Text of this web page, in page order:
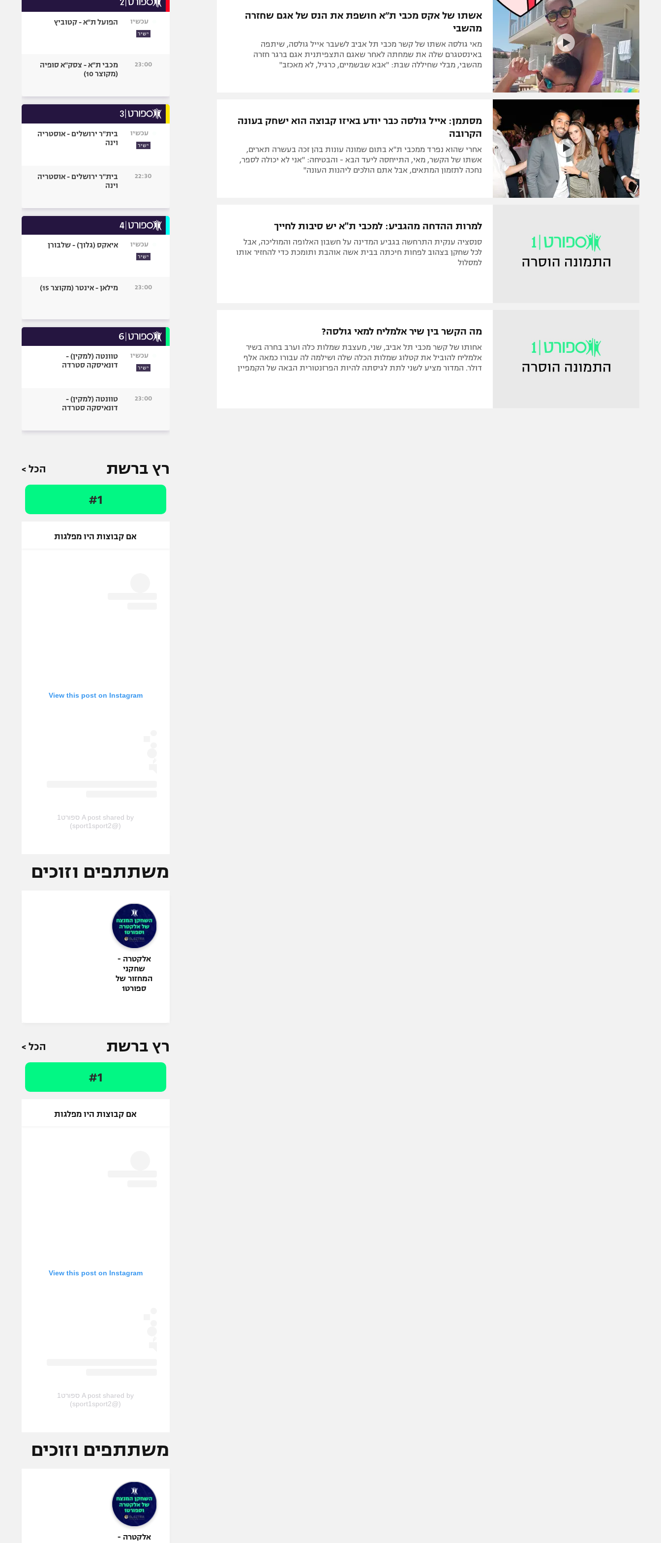
תקנון משתתפים וזוכים בפרסים
תקנון עבור פעילות אלקטרה
תקנון עבור פעילות ספורט 1 – "מרלן"
טניס
גיימינג E-Sports
מדיניות פרטיות
תקנון פעילות ספורט 1
רשיון להקרנה פומבית לבית עסק
הצטרפות לחבילת הערוצים
לוח דרושים – ג'ובנט
הפועל באר שבע
מכבי נתניה
בני יהודה
ליגות נוספות
ספורט מוטורי
בייסבול MLB
גיימינג E-Sports
אשתו של אקס מכבי ת״א חושפת את הנס של אגם שחזרה
מהשבי‎
מאי גולסה אשתו של קשר מכבי תל אביב לשעבר אייל גולסה, שיתפה
באינסטגרם שלה את שמחתה לאחר שאגם התצפיתנית אגם ברגר חזרה
מהשבי, מבלי שחיללה שבת: "אבא שבשמיים, כרגיל, לא מאכזב"
מסתמן: אייל גולסה כבר יודע באיזו קבוצה הוא ישחק בעונה
הקרובה
אחרי שהוא נפרד ממכבי ת"א בתום שמונה עונות בהן זכה בעשרה תארים,
אשתו של הקשר, מאי, התייחסה ליעד הבא - והבטיחה: "אני לא יכולה לספר,
נחכה לתזמון המתאים, אבל אתם הולכים ליהנות העונה"
למרות ההדחה מהגביע: למכבי ת"א יש סיבות לחייך‎
סנסציה ענקית התרחשה בגביע המדינה על חשבון האלופה והמוליכה, אבל
לכל שחקן בצהוב לפחות חיכתה בבית אשה אוהבת ותומכת כדי להחזיר אותו
למסלול
מה הקשר בין שיר אלמליח למאי גולסה?
אחותו של קשר מכבי תל אביב, שני, מעצבת שמלות כלה וערב בחרה בשיר
אלמליח להוביל את קטלוג שמלות הכלה שלה ושילמה לה עבורו כמאה אלף
דולר. המדור מציע לשני לתת לגיסתה להיות הפרזנטורית הבאה של הקמפיין
עכשיו
ישיר
הפועל ת"א - קטוביץ
23:00
מכבי ת"א - צסק"א סופיה
(מקוצר 10)
עכשיו
ישיר
בית"ר ירושלים - אוסטריה
וינה
22:30
בית"ר ירושלים - אוסטריה
וינה
עכשיו
ישיר
איאקס (גלוך) - שלבורן
23:00 מילאן - אינטר (מקוצר 15)
עכשיו
ישיר
טוונטה (למקין) -
דונאיסקה סטרדה
23:00
טוונטה (למקין) -
דונאיסקה סטרדה
רץ ברשת הכל >
#1
אם קבוצות היו מפלגות
View this post on Instagram
A post shared by ספורט1
(@sport1sport2)
משתתפים וזוכים
אלקטרה -
שחקני
המחזור של
ספורט1
רץ ברשת הכל >
#1
אם קבוצות היו מפלגות
View this post on Instagram
A post shared by ספורט1
(@sport1sport2)
משתתפים וזוכים
אלקטרה -